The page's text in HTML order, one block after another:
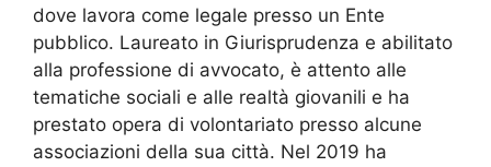
dove lavora come legale presso un Ente
pubblico. Laureato in Giurisprudenza e abilitato
alla professione di avvocato, è attento alle
tematiche sociali e alle realtà giovanili e ha
prestato opera di volontariato presso alcune
associazioni della sua città. Nel 2019 ha